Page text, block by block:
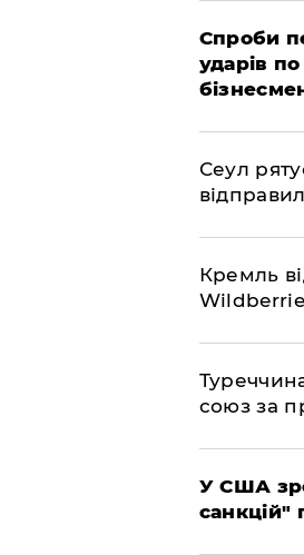
​Спроби
ударів
​Сеул
​Кремль
союз за
​У США
санкцій"